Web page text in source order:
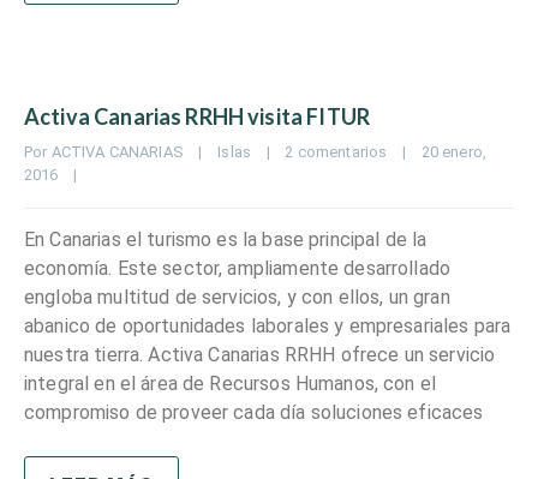
Activa Canarias RRHH visita FITUR
Por ACTIVA CANARIAS | Islas | 2 comentarios |
20 enero,
2016 |
En Canarias el turismo es la base principal de la
economía. Este sector, ampliamente desarrollado
engloba multitud de servicios, y con ellos, un gran
abanico de oportunidades laborales y empresariales para
nuestra tierra. Activa Canarias RRHH ofrece un servicio
integral en el área de Recursos Humanos, con el
compromiso de proveer cada día soluciones eficaces